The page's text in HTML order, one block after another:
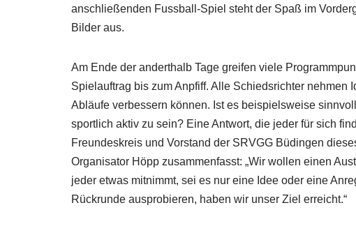
anschließenden Fussball-Spiel steht der Spaß im
Bilder aus.
Am Ende der anderthalb Tage greifen viele
Spielauftrag bis zum Anpfiff. Alle Schiedsrichter nehmen
Abläufe verbessern können. Ist es beispielsweise
sportlich aktiv zu sein? Eine Antwort, die jeder für sich
Freundeskreis und Vorstand der SRVGG Büdingen
Organisator Höpp zusammenfasst: „Wir wollen einen
jeder etwas mitnimmt, sei es nur eine Idee oder eine
Rückrunde ausprobieren, haben wir unser Ziel erreicht.“